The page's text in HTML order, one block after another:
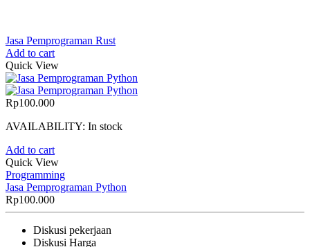
Jasa Pemprograman Rust
Add to cart
Quick View
Rp100.000
AVAILABILITY: In stock
Add to cart
Quick View
Programming
Jasa Pemprograman Python
Rp100.000
Diskusi pekerjaan
Diskusi Harga